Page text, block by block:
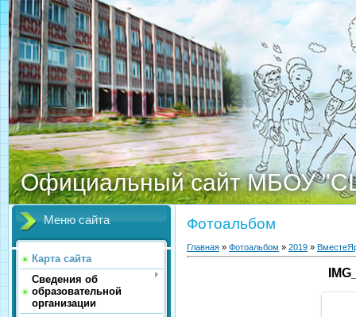
Официальный сайт МБОУ
Меню сайта
Карта сайта
Сведения об
образовательной
организации
Фотоальбом
Главная » Фотоальбом » 2019 »